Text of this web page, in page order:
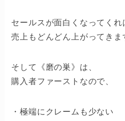
セールスが面白くなってくれ
売上もどんどん上がってきま
そして《磨の巣》は、
購入者ファーストなので、
・極端にクレームも少ない